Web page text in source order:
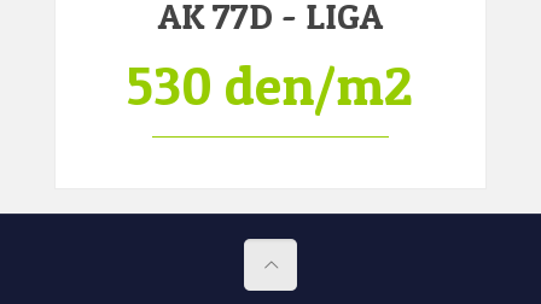
AK 77D - LIGA
530 den/m2